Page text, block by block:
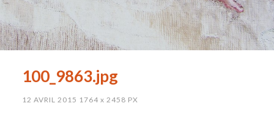
100_9863.jpg
12 AVRIL 2015 1764 x 2458 PX